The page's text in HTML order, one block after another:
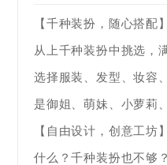
【千种装扮，随心搭配】
从上千种装扮中挑选，
选择服装、发型、妆容
是御姐、萌妹、小萝莉
【自由设计，创意工坊】
什么？千种装扮也不够